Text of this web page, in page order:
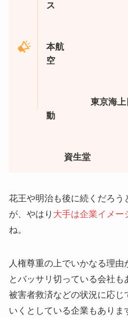
本航
東京海上
資生堂
花王や明治も後に続くだろう
が、やはり 大手は企業イメー
ね。
人権尊重の上でいかなる理
とバッサリ切っている会社も
被害者救済などの状況に応じ
いくとしている企業もありま